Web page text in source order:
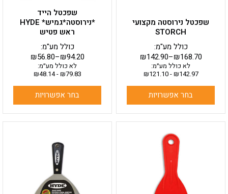
שפכטל נירוסטה מקצועי
STORCH
₪142.90–₪168.70
כולל מע"מ:
לא כולל מע״מ:
₪142.97
-
₪121.10
בחר אפשרויות
שפכטל הייד
*נירוסטה*גמיש* HYDE
ראש פטיש
₪56.80–₪94.20
כולל מע"מ:
לא כולל מע״מ:
₪79.83
-
₪48.14
בחר אפשרויות
המוצר
זה
יש
מספר
סוגים.
ניתן
לבחור
יש
מספר
סוגים.
ניתן
לבחור